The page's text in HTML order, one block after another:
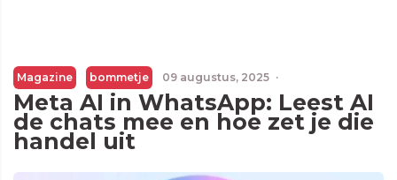
Magazine bommetje 09 augustus, 2025 ·
Meta AI in WhatsApp: Leest AI
de chats mee en hoe zet je die
handel uit